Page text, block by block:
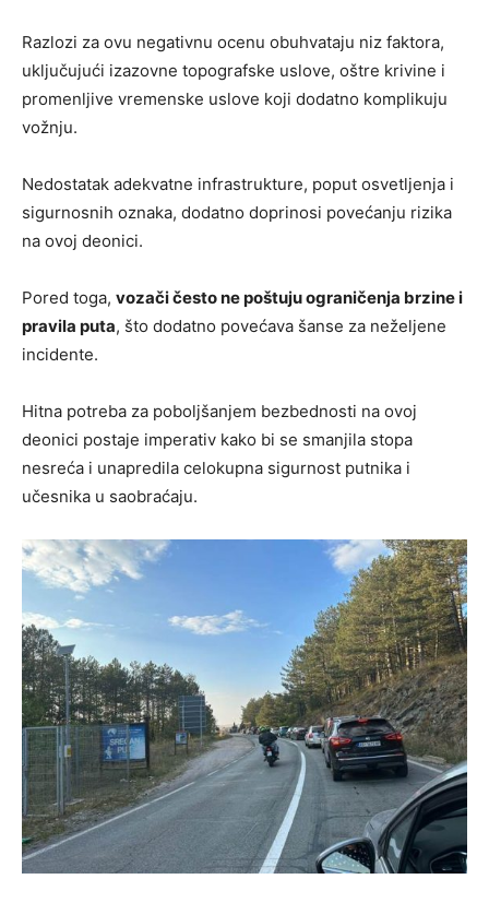
Razlozi za ovu negativnu ocenu obuhvataju niz faktora,
uključujući izazovne topografske uslove, oštre krivine i
promenljive vremenske uslove koji dodatno komplikuju
vožnju.
Nedostatak adekvatne infrastrukture, poput osvetljenja i
sigurnosnih oznaka, dodatno doprinosi povećanju rizika
na ovoj deonici.
Pored toga, vozači često ne poštuju ograničenja brzine i
pravila puta, što dodatno povećava šanse za neželjene
incidente.
Hitna potreba za poboljšanjem bezbednosti na ovoj
deonici postaje imperativ kako bi se smanjila stopa
nesreća i unapredila celokupna sigurnost putnika i
učesnika u saobraćaju.